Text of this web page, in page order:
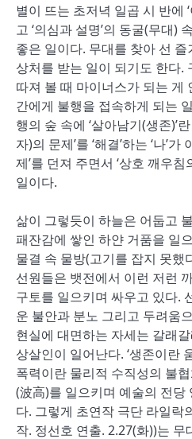
별이 뜨는 초저녁 일곱 시 반에
고 ‘의심과 설명’의 동굴(무대)
좋은 일이다. 무대를 찾아 선
상처를 받는 일이 되기도 한다.
따져 볼 때 마이너스가 되는 게
간에게 불행을 접속하게 되는
행의 숲 속에 ‘살아남기(생존)’
자)의 문제’를 ‘해결’하는 ‘나’가
제’를 던져 주면서 ‘상호 깨우
일이다.
삶이 그렇듯이 하늘은 어둡고
패잔감에 쌓인 하얀 거품을 일
물결 속 물방(고기를 잡지 못했
선원들은 뱃전에서 이런 저런
구토를 일으키며 싸우고 있다.
운 불안과 분노 그리고 두려움
현실에 대면하는 자세는 갈래
상살인이 일어난다. ‘생존이란
폭력이란 물리적 수직성의 불
(波高)를 일으키며 예술의 전당
다. 그렇게 초연작 극단 라일락
작. 정선호 연출. 2.27(화))는 무